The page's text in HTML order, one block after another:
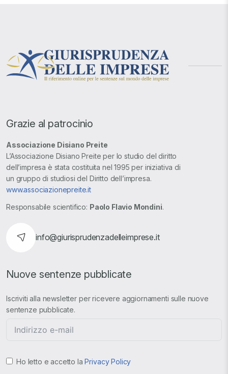
Grazie al patrocinio
Associazione Disiano Preite
L’Associazione Disiano Preite per lo studio del diritto
dell’impresa è stata costituita nel 1995 per iniziativa di
un gruppo di studiosi del Diritto dell’impresa.
www.associazionepreite.it
Responsabile scientifico: Paolo Flavio Mondini.
info@giurisprudenzadelleimprese.it
Nuove sentenze pubblicate
Iscriviti alla newsletter per ricevere aggiornamenti sulle nuove
sentenze pubblicate.
Ho letto e accetto laPrivacy Policy